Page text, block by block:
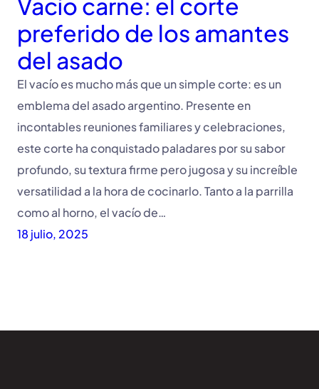
preferido de los amantes
del asado
El vacío es mucho más que un simple corte: es un
emblema del asado argentino. Presente en
incontables reuniones familiares y celebraciones,
este corte ha conquistado paladares por su sabor
profundo, su textura firme pero jugosa y su increíble
versatilidad a la hora de cocinarlo. Tanto a la parrilla
como al horno, el vacío de…
18 julio, 2025